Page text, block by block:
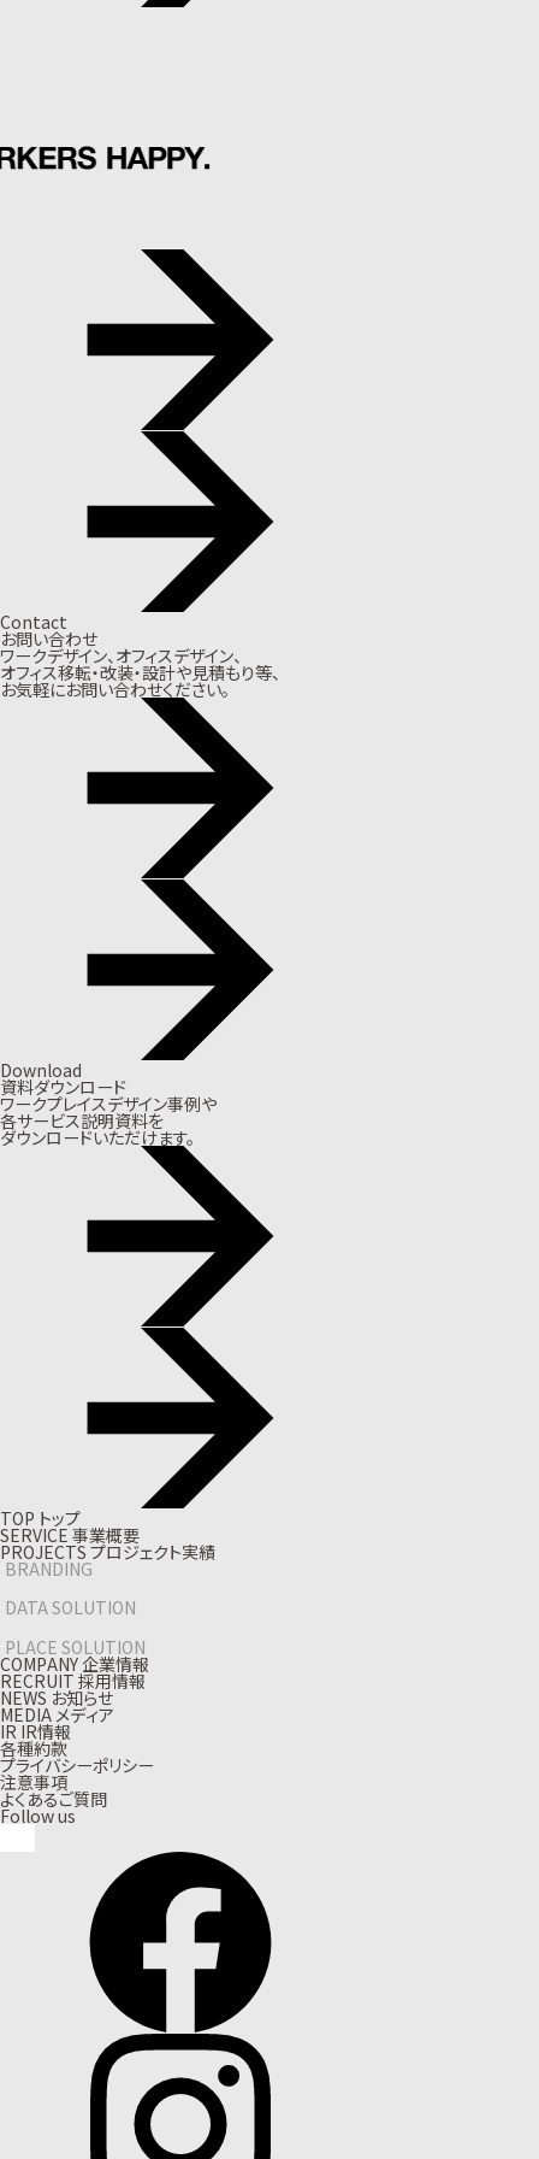
Contact
お問い合わせ
ワークデザイン、オフィスデザイン、
オフィス移転・改装・設計や見積もり等、
お気軽にお問い合わせください。
Download
資料ダウンロード
ワークプレイスデザイン事例や
各サービス説明資料を
ダウンロードいただけます。
TOP トップ
SERVICE 事業概要
PROJECTS プロジェクト実績
BRANDING
DATA SOLUTION
PLACE SOLUTION
COMPANY企業情報
RECRUIT 採用情報
NEWS お知らせ
MEDIA メディア
IR IR情報
各種約款
プライバシーポリシー
注意事項
よくあるご質問
Follow us